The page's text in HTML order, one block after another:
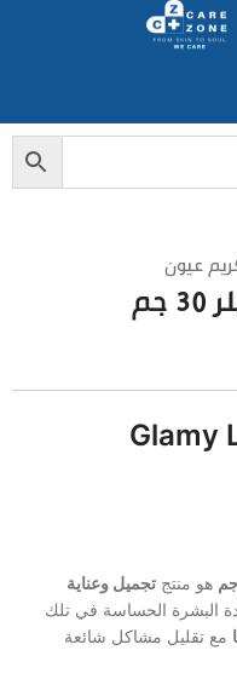
عيون
Glamy
هو منتج تجميل وعناية
البشرة الحساسة في تلك
مع تقليل مشاكل شائعة